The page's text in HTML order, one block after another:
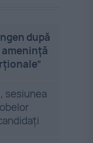
după
amenință
sesiunea